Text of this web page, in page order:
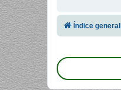
Índice general